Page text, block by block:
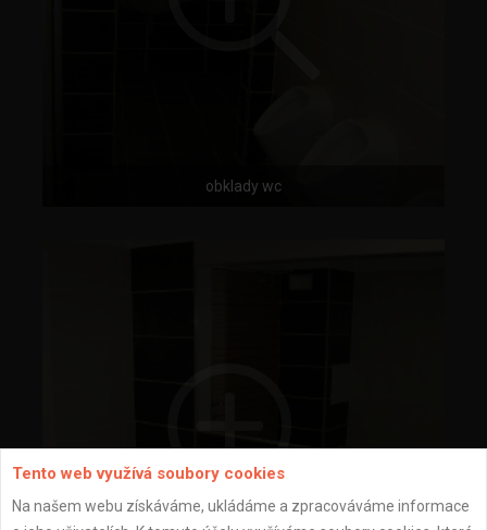
obklady wc
Tento web využívá soubory cookies
Na našem webu získáváme, ukládáme a zpracováváme informace